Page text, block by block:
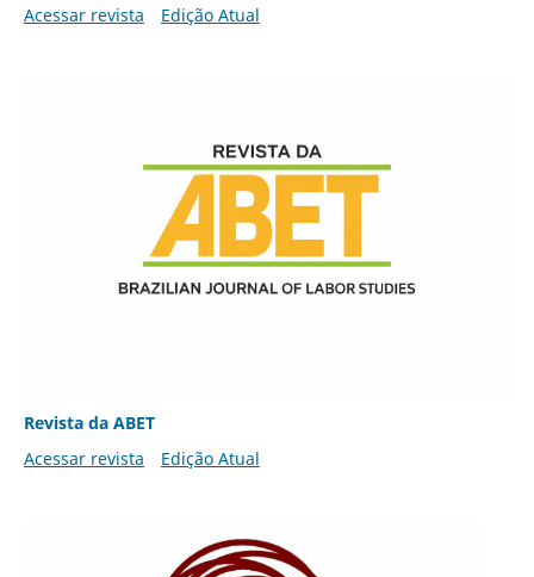
Acessar revista Edição Atual
Revista da ABET
Acessar revista
Edição Atual